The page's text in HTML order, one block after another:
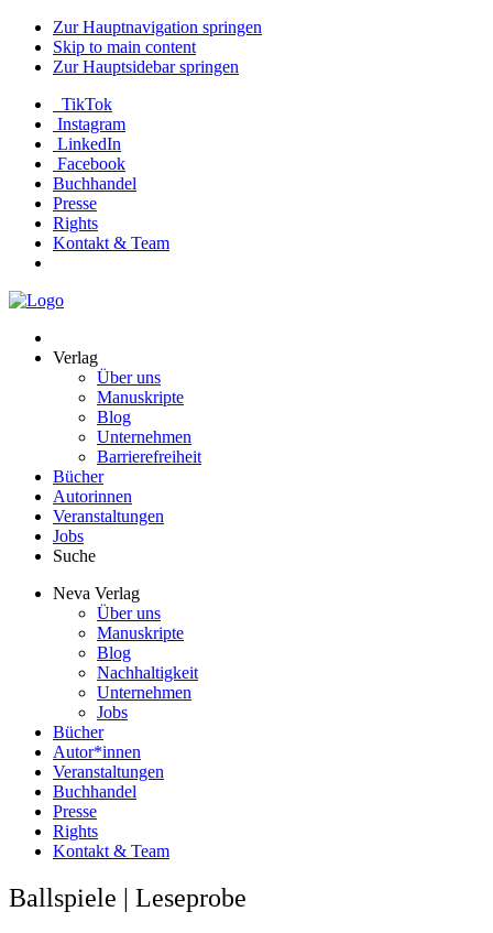
Zur Hauptnavigation springen
Skip to main content
Zur Hauptsidebar springen
TikTok
Instagram
LinkedIn
Facebook
Buchhandel
Presse
Rights
Kontakt & Team
Neva
Verlag
Über uns
Manuskripte
Blog
Unternehmen
Barrierefreiheit
Bücher
Autorinnen
Veranstaltungen
Jobs
Suche
Neva Verlag
Über uns
Manuskripte
Blog
Nachhaltigkeit
Unternehmen
Jobs
Bücher
Autor*innen
Veranstaltungen
Buchhandel
Presse
Rights
Kontakt & Team
Ballspiele | Leseprobe